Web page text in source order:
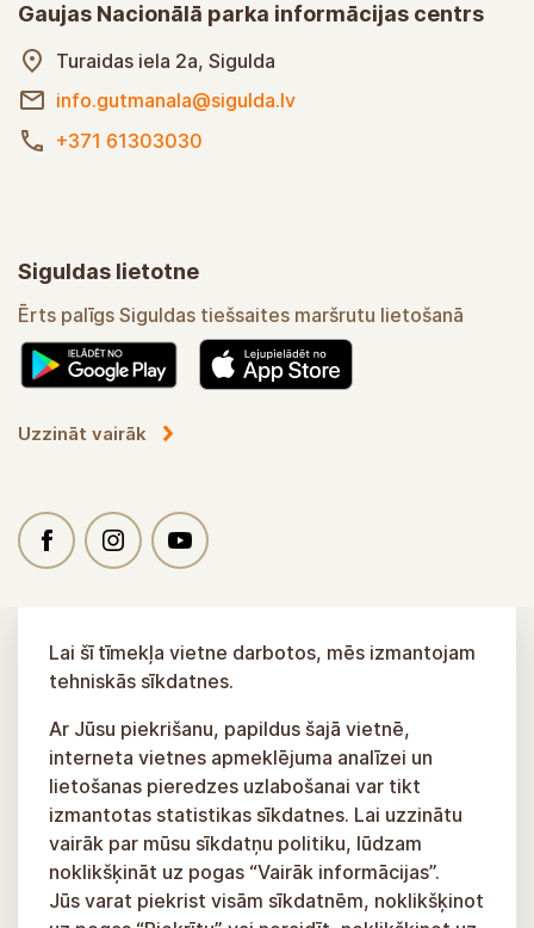
Gaujas Nacionālā parka informācijas centrs
Turaidas iela 2a, Sigulda
info.gutmanala@sigulda.lv
+371 61303030
Siguldas lietotne
Ērts palīgs Siguldas tiešsaites maršrutu lietošanā
Uzzināt vairāk
Lai šī tīmekļa vietne darbotos, mēs izmantojam
tehniskās sīkdatnes.
Ar Jūsu piekrišanu, papildus šajā vietnē,
interneta vietnes apmeklējuma analīzei un
lietošanas pieredzes uzlabošanai var tikt
izmantotas statistikas sīkdatnes. Lai uzzinātu
vairāk par mūsu sīkdatņu politiku, lūdzam
noklikšķināt uz pogas “Vairāk informācijas”.
Jūs varat piekrist visām sīkdatnēm, noklikšķinot